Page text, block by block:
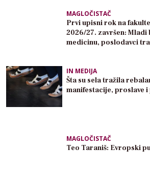
MAGLOČISTAČ
Prvi upisni rok na
2026/27. završen:
medicinu, poslodavci
IN MEDIJA
Šta su sela tražila
manifestacije, proslave
MAGLOČISTAČ
Teo Taraniš: Evropski